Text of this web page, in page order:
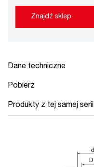
Znajdź sklep
Dane techniczne
Pobierz
Produkty z tej samej serii